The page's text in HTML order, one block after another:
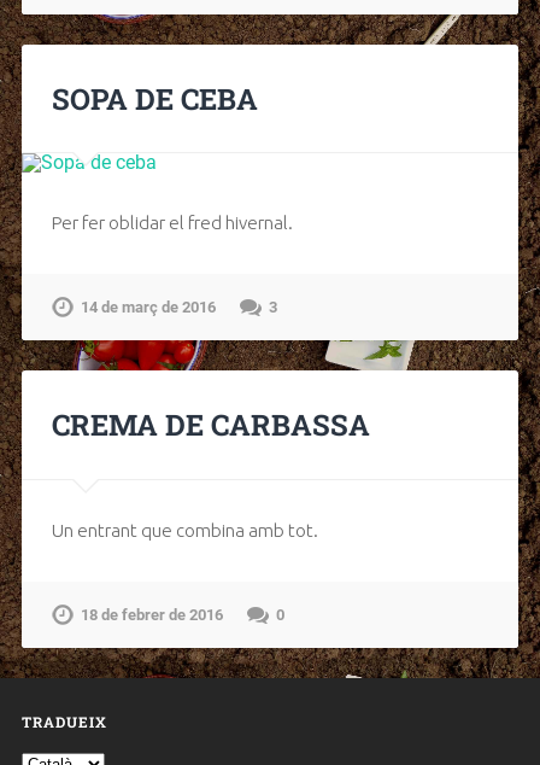
SOPA DE CEBA
Per fer oblidar el fred hivernal.
14 de març de 2016 3
CREMA DE CARBASSA
Un entrant que combina amb tot.
18 de febrer de 2016 0
TRADUEIX